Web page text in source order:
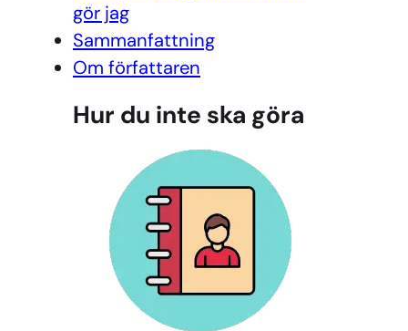
gör jag
Sammanfattning
Om författaren
Hur du inte ska göra